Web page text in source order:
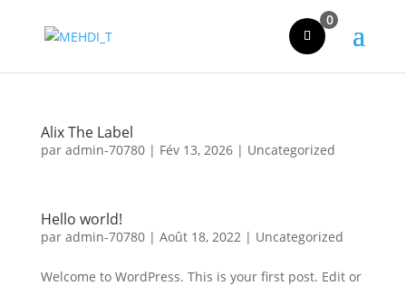
0
Alix The Label
par admin-70780| Fév 13, 2026| Uncategorized
Hello world!
par admin-70780| Août 18, 2022| Uncategorized
Welcome to WordPress. This is your first post. Edit or